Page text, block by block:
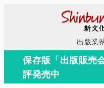
コ
テ
出版業
保存版「出版販売
評発売中